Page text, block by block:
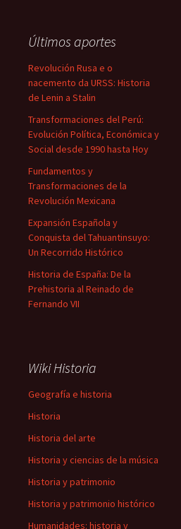
Últimos aportes
Revolución Rusa e o
nacemento da URSS: Historia
de Lenin a Stalin
Transformaciones del Perú:
Evolución Política, Económica y
Social desde 1990 hasta Hoy
Fundamentos y
Transformaciones de la
Revolución Mexicana
Expansión Española y
Conquista del Tahuantinsuyo:
Un Recorrido Histórico
Historia de España: De la
Prehistoria al Reinado de
Fernando VII
Wiki Historia
Geografía e historia
Historia
Historia del arte
Historia y ciencias de la música
Historia y patrimonio
Historia y patrimonio histórico
Humanidades: historia y